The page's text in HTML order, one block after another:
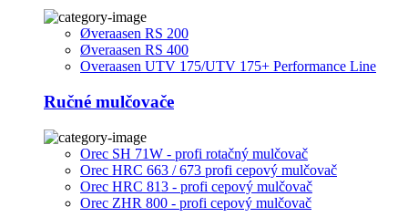
Øveraasen RS 200
Øveraasen RS 400
Overaasen UTV 175/UTV 175+ Performance Line
Ručné mulčovače
Orec SH 71W - profi rotačný mulčovač
Orec HRC 663 / 673 profi cepový mulčovač
Orec HRC 813 - profi cepový mulčovač
Orec ZHR 800 - profi cepový mulčovač